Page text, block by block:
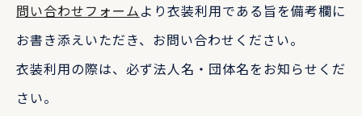
問い合わせフォームより衣装利用である旨を備考欄に
お書き添えいただき、お問い合わせください。
衣装利用の際は、必ず法人名・団体名をお知らせくだ
さい。